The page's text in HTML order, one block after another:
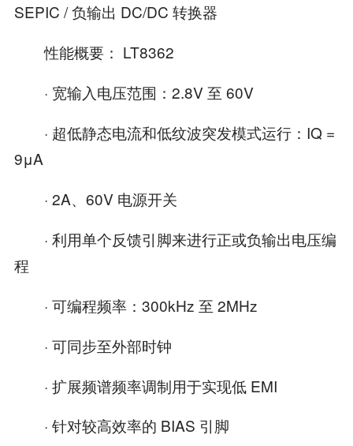
SEPIC / 负输出 DC/DC 转换器
性能概要： LT8362
· 宽输入电压范围：2.8V 至 60V
· 超低静态电流和低纹波突发模式运行：IQ =
9μA
· 2A、60V 电源开关
· 利用单个反馈引脚来进行正或负输出电压编
程
· 可编程频率：300kHz 至 2MHz
· 可同步至外部时钟
· 扩展频谱频率调制用于实现低 EMI
· 针对较高效率的 BIAS 引脚